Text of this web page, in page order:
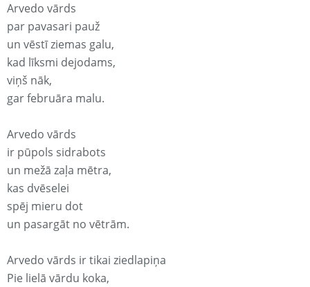
Arvedo vārds
par pavasari pauž
un vēstī ziemas galu,
kad līksmi dejodams,
viņš nāk,
gar februāra malu.
Arvedo vārds
ir pūpols sidrabots
un mežā zaļa mētra,
kas dvēselei
spēj mieru dot
un pasargāt no vētrām.
Arvedo vārds ir tikai ziedlapiņa
Pie lielā vārdu koka,